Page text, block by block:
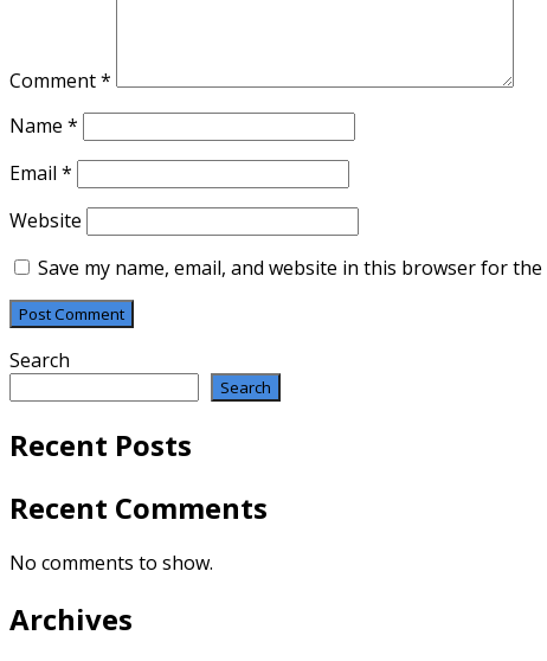
Comment*
Name *
Email *
Website
Save my name, email, and website in this browser for
Search
Search
Recent Posts
Recent Comments
No comments to show.
Archives